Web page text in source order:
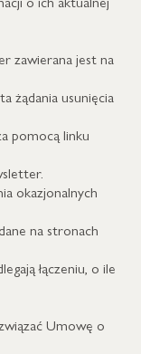
zawierana jest na
żądania usunięcia
pomocą linku
okazjonalnych
na stronach
łączeniu, o ile
Umowę o